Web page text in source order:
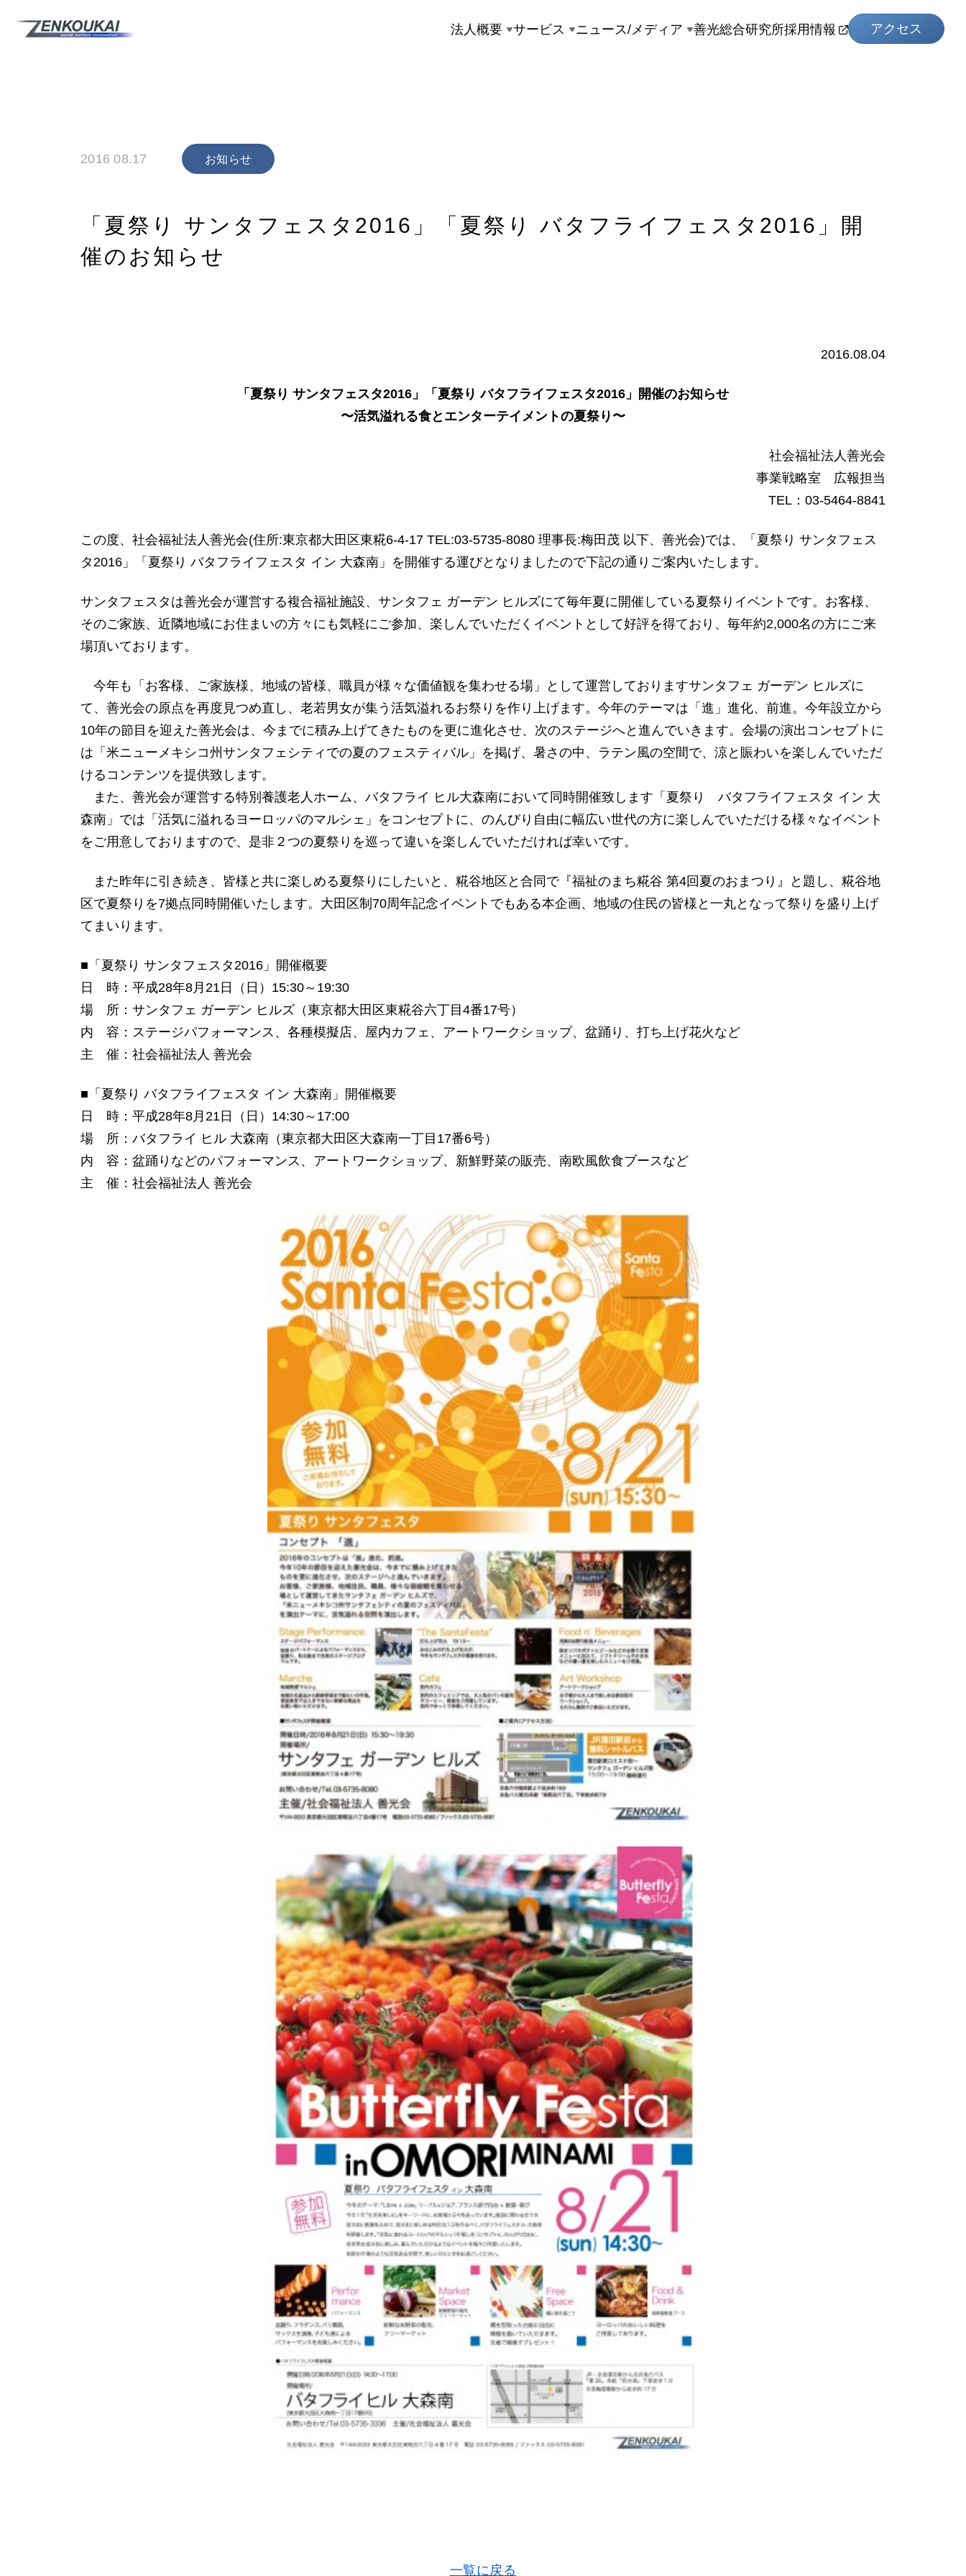
法人概要 サービス ニュース/メディア 善光総合研究所採用情報 アクセス
2016 08.17 お知らせ
「夏祭り サンタフェスタ2016」「夏祭り バタフライフェスタ2016」開
催のお知らせ
2016.08.04
「夏祭り サンタフェスタ2016」「夏祭り バタフライフェスタ2016」開催のお知らせ
〜活気溢れる食とエンターテイメントの夏祭り〜
社会福祉法人善光会
事業戦略室 広報担当
TEL：03-5464-8841
この度、社会福祉法人善光会(住所:東京都大田区東糀6-4-17 TEL:03-5735-8080 理事長:梅田茂 以下、善光会)では、「夏祭り サンタフェス
タ2016」「夏祭り バタフライフェスタ イン 大森南」を開催する運びとなりましたので下記の通りご案内いたします。
サンタフェスタは善光会が運営する複合福祉施設、サンタフェ ガーデン ヒルズにて毎年夏に開催している夏祭りイベントです。お客様、
そのご家族、近隣地域にお住まいの方々にも気軽にご参加、楽しんでいただくイベントとして好評を得ており、毎年約2,000名の方にご来
場頂いております。
今年も「お客様、ご家族様、地域の皆様、職員が様々な価値観を集わせる場」として運営しておりますサンタフェ ガーデン ヒルズに
て、善光会の原点を再度見つめ直し、老若男女が集う活気溢れるお祭りを作り上げます。今年のテーマは「進」進化、前進。今年設立から
10年の節目を迎えた善光会は、今までに積み上げてきたものを更に進化させ、次のステージへと進んでいきます。会場の演出コンセプトに
は「米ニューメキシコ州サンタフェシティでの夏のフェスティバル」を掲げ、暑さの中、ラテン風の空間で、涼と賑わいを楽しんでいただ
けるコンテンツを提供致します。
また、善光会が運営する特別養護老人ホーム、バタフライ ヒル大森南において同時開催致します「夏祭り バタフライフェスタ イン 大
森南」では「活気に溢れるヨーロッパのマルシェ」をコンセプトに、のんびり自由に幅広い世代の方に楽しんでいただける様々なイベント
をご用意しておりますので、是非２つの夏祭りを巡って違いを楽しんでいただければ幸いです。
また昨年に引き続き、皆様と共に楽しめる夏祭りにしたいと、糀谷地区と合同で『福祉のまち糀谷 第4回夏のおまつり』と題し、糀谷地
区で夏祭りを7拠点同時開催いたします。大田区制70周年記念イベントでもある本企画、地域の住民の皆様と一丸となって祭りを盛り上げ
てまいります。
■「夏祭り サンタフェスタ2016」開催概要
日 時：平成28年8月21日（日）15:30～19:30
場 所：サンタフェ ガーデン ヒルズ（東京都大田区東糀谷六丁目4番17号）
内 容：ステージパフォーマンス、各種模擬店、屋内カフェ、アートワークショップ、盆踊り、打ち上げ花火など
主 催：社会福祉法人 善光会
■「夏祭り バタフライフェスタ イン 大森南」開催概要
日 時：平成28年8月21日（日）14:30～17:00
場 所：バタフライ ヒル 大森南（東京都大田区大森南一丁目17番6号）
内 容：盆踊りなどのパフォーマンス、アートワークショップ、新鮮野菜の販売、南欧風飲食ブースなど
主 催：社会福祉法人 善光会
一覧に戻る